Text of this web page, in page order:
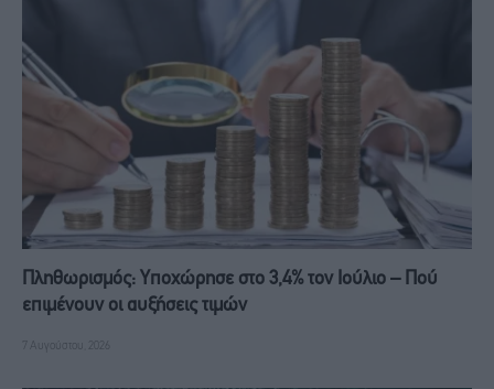
Πληθωρισμός: Υποχώρησε στο 3,4% τον Ιούλιο – Πού
επιμένουν οι αυξήσεις τιμών
7 Αυγούστου, 2026